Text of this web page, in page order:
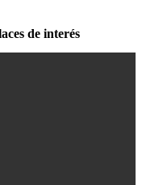
de interés